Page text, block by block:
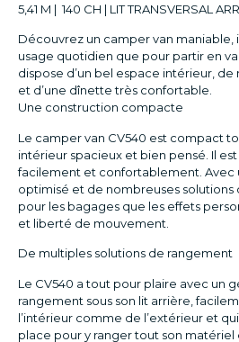
5,41 M | 140 CH | LIT TRANSVERSAL
Découvrez un camper van maniable,
usage quotidien que pour partir en
dispose d’un bel espace intérieur,
et d’une dînette très confortable.
Une construction compacte
Le camper van CV540 est compact
intérieur spacieux et bien pensé. Il
facilement et confortablement. Avec
optimisé et de nombreuses solutions
pour les bagages que les effets
et liberté de mouvement.
De multiples solutions de rangement
Le CV540 a tout pour plaire avec un
rangement sous son lit arrière,
l’intérieur comme de l’extérieur et
place pour y ranger tout son matériel